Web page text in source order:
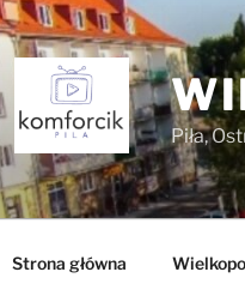
Piła,
Strona główna